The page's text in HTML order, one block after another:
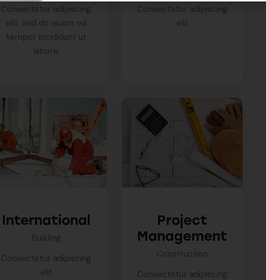
Consectetur adipiscing
elit, sed do eiusm od
tempor incididunt ut
labore.
Consectetur adipiscing
elit
International
Building
Consectetur adipiscing
elit
Project
Management
Construction
Consectetur adipiscing